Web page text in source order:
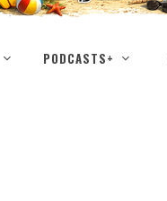
PODCASTS+